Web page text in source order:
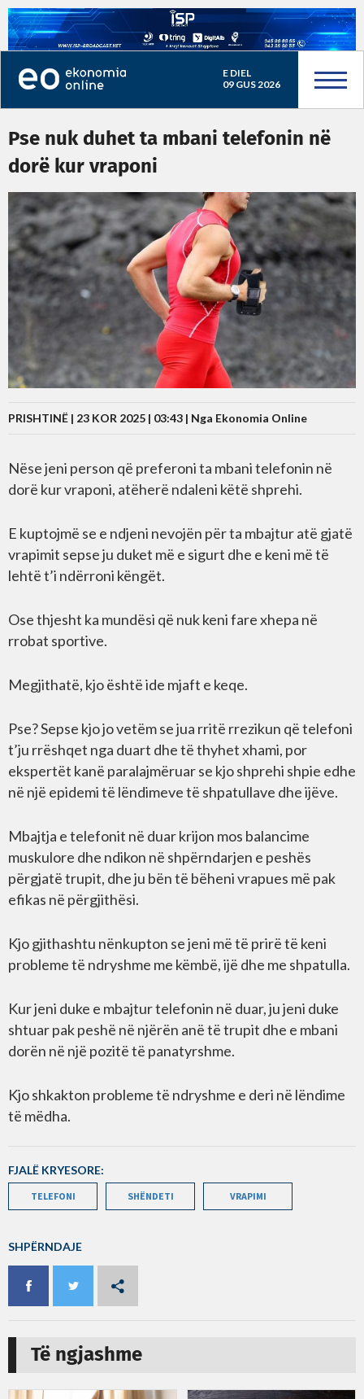
E DIEL
09 GUS 2026
Pse nuk duhet ta mbani telefonin në
dorë kur vraponi
PRISHTINË | 23 KOR 2025 | 03:43 | Nga Ekonomia Online
Nëse jeni person që preferoni ta mbani telefonin në
dorë kur vraponi, atëherë ndaleni këtë shprehi.
E kuptojmë se e ndjeni nevojën për ta mbajtur atë gjatë
vrapimit sepse ju duket më e sigurt dhe e keni më të
lehtë t’i ndërroni këngët.
Ose thjesht ka mundësi që nuk keni fare xhepa në
rrobat sportive.
Megjithatë, kjo është ide mjaft e keqe.
Pse? Sepse kjo jo vetëm se jua rritë rrezikun që telefoni
t’ju rrëshqet nga duart dhe të thyhet xhami, por
ekspertët kanë paralajmëruar se kjo shprehi shpie edhe
në një epidemi të lëndimeve të shpatullave dhe ijëve.
Mbajtja e telefonit në duar krijon mos balancime
muskulore dhe ndikon në shpërndarjen e peshës
përgjatë trupit, dhe ju bën të bëheni vrapues më pak
efikas në përgjithësi.
Kjo gjithashtu nënkupton se jeni më të prirë të keni
probleme të ndryshme me këmbë, ijë dhe me shpatulla.
Kur jeni duke e mbajtur telefonin në duar, ju jeni duke
shtuar pak peshë në njërën anë të trupit dhe e mbani
dorën në një pozitë të panatyrshme.
Kjo shkakton probleme të ndryshme e deri në lëndime
të mëdha.
FJALË KRYESORE:
TELEFONI SHËNDETI VRAPIMI
SHPËRNDAJE
Të ngjashme